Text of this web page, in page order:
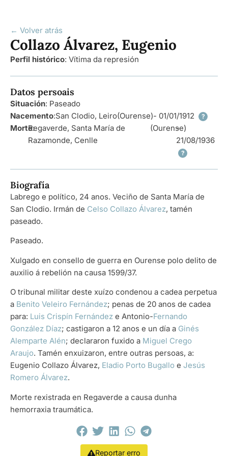
← Volver atrás
Collazo Álvarez, Eugenio
Perfil histórico: Vítima da represión
Datos persoais
Situación: Paseado
Nacemento:San Clodio, Leiro(Ourense)- 01/01/1912 ?
Morte:
Regaverde, Santa María de
Razamonde, Cenlle
(Ourense)
-
21/08/1936
?
Biografía
Labrego e político, 24 anos. Veciño de Santa María de
San Clodio. Irmán de Celso Collazo Álvarez, tamén
paseado.
Paseado.
Xulgado en consello de guerra en Ourense polo delito de
auxilio á rebelión na causa 1599/37.
O tribunal militar deste xuízo condenou a cadea perpetua
a Benito Veleiro Fernández; penas de 20 anos de cadea
para: Luis Crispín Fernández e Antonio-Fernando
González Díaz; castigaron a 12 anos e un día a Ginés
Alemparte Alén; declararon fuxido a Miguel Crego
Araujo. Tamén enxuizaron, entre outras persoas, a:
Eugenio Collazo Álvarez, Eladio Porto Bugallo e Jesús
Romero Álvarez.
Morte rexistrada en Regaverde a causa dunha
hemorraxia traumática.
Reportar erro